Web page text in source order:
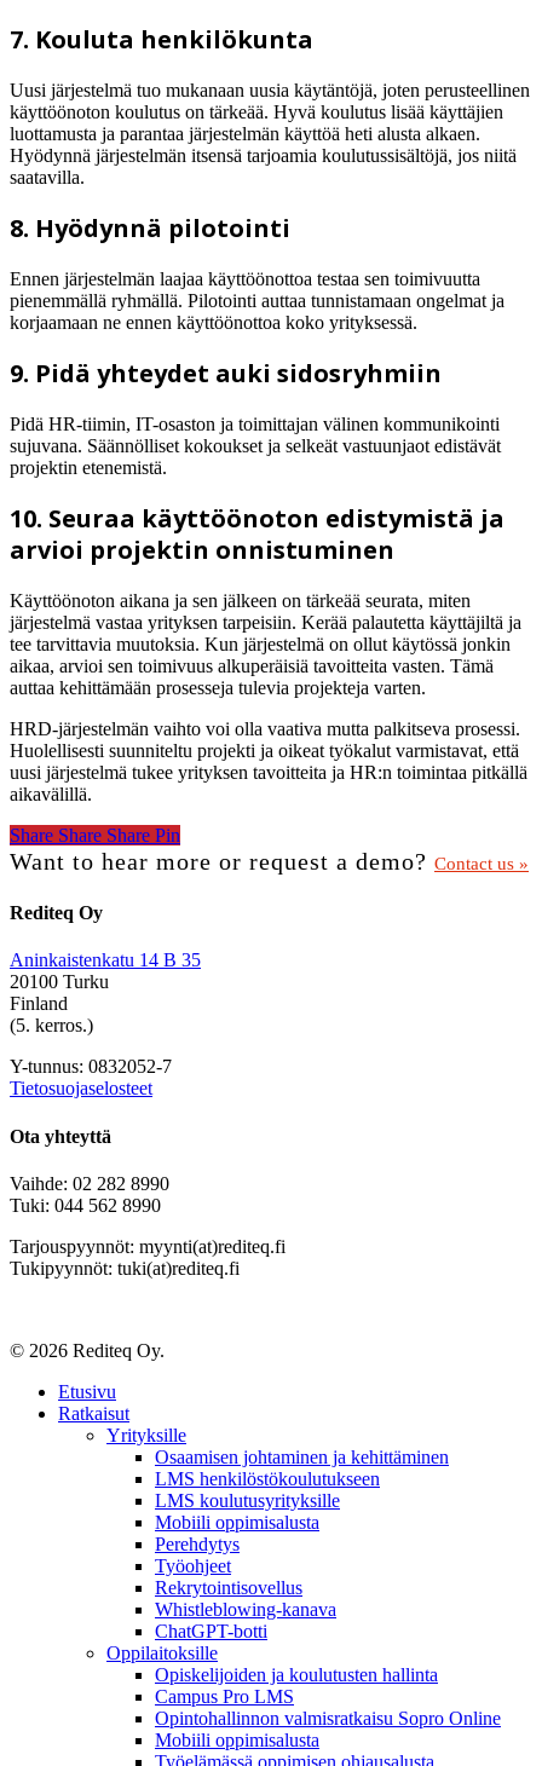
7. Kouluta henkilökunta
Uusi järjestelmä tuo mukanaan uusia käytäntöjä, joten perusteellinen
käyttöönoton koulutus on tärkeää. Hyvä koulutus lisää käyttäjien
luottamusta ja parantaa järjestelmän käyttöä heti alusta alkaen.
Hyödynnä järjestelmän itsensä tarjoamia koulutussisältöjä, jos niitä
saatavilla.
8. Hyödynnä pilotointi
Ennen järjestelmän laajaa käyttöönottoa testaa sen toimivuutta
pienemmällä ryhmällä. Pilotointi auttaa tunnistamaan ongelmat ja
korjaamaan ne ennen käyttöönottoa koko yrityksessä.
9. Pidä yhteydet auki sidosryhmiin
Pidä HR-tiimin, IT-osaston ja toimittajan välinen kommunikointi
sujuvana. Säännölliset kokoukset ja selkeät vastuunjaot edistävät
projektin etenemistä.
10. Seuraa käyttöönoton edistymistä ja
arvioi projektin onnistuminen
Käyttöönoton aikana ja sen jälkeen on tärkeää seurata, miten
järjestelmä vastaa yrityksen tarpeisiin. Kerää palautetta käyttäjiltä ja
tee tarvittavia muutoksia. Kun järjestelmä on ollut käytössä jonkin
aikaa, arvioi sen toimivuus alkuperäisiä tavoitteita vasten. Tämä
auttaa kehittämään prosesseja tulevia projekteja varten.
HRD-järjestelmän vaihto voi olla vaativa mutta palkitseva prosessi.
Huolellisesti suunniteltu projekti ja oikeat työkalut varmistavat, että
uusi järjestelmä tukee yrityksen tavoitteita ja HR:n toimintaa pitkällä
aikavälillä.
Share
Share Share Share Pin
Want to hear more or request a demo? Contact us »
Rediteq Oy
Aninkaistenkatu 14 B 35
20100 Turku
Finland
(5. kerros.)
Y-tunnus: 0832052-7
Tietosuojaselosteet
Ota yhteyttä
Vaihde: 02 282 8990
Tuki: 044 562 8990
Tarjouspyynnöt: myynti(at)rediteq.fi
Tukipyynnöt: tuki(at)rediteq.fi
© 2026 Rediteq Oy.
Close
Menu
Etusivu
Ratkaisut
Yrityksille
Osaamisen johtaminen ja kehittäminen
LMS henkilöstökoulutukseen
LMS koulutusyrityksille
Mobiili oppimisalusta
Perehdytys
Työohjeet
Rekrytointisovellus
Whistleblowing-kanava
ChatGPT-botti
Oppilaitoksille
Opiskelijoiden ja koulutusten hallinta
Campus Pro LMS
Opintohallinnon valmisratkaisu Sopro Online
Mobiili oppimisalusta
Työelämässä oppimisen ohjausalusta